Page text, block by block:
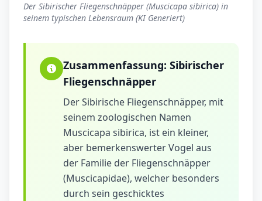
Der Sibirischer Fliegenschnäpper (Muscicapa sibirica) in
seinem typischen Lebensraum (KI Generiert)
Zusammenfassung: Sibirischer
Fliegenschnäpper
Der Sibirische Fliegenschnäpper, mit
seinem zoologischen Namen
Muscicapa sibirica, ist ein kleiner,
aber bemerkenswerter Vogel aus
der Familie der Fliegenschnäpper
(Muscicapidae), welcher besonders
durch sein geschicktes